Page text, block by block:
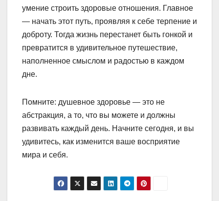
умение строить здоровые отношения. Главное
— начать этот путь, проявляя к себе терпение и
доброту. Тогда жизнь перестанет быть гонкой и
превратится в удивительное путешествие,
наполненное смыслом и радостью в каждом
дне.
Помните: душевное здоровье — это не
абстракция, а то, что вы можете и должны
развивать каждый день. Начните сегодня, и вы
удивитесь, как изменится ваше восприятие
мира и себя.